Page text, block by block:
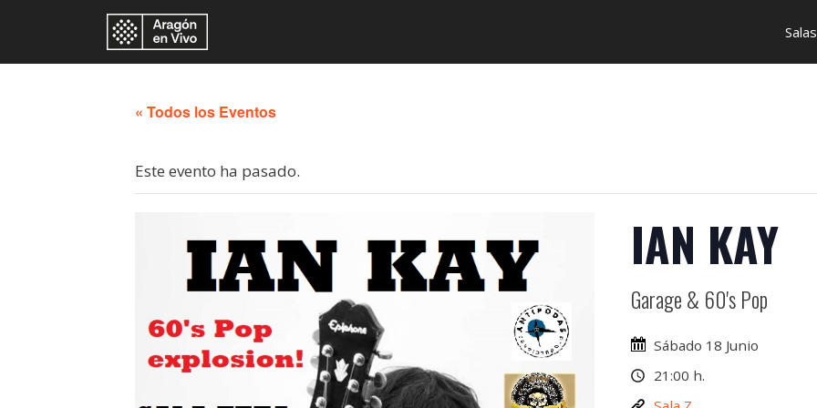
Salas
« Todos los Eventos
Este evento ha pasado.
IAN KAY
Garage & 60's Pop
Sábado 18 Junio
21:00 h.